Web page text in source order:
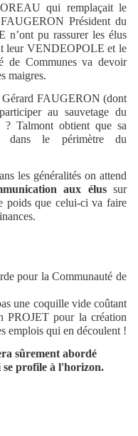
qui remplaçait le
Président du
pu rassurer les élus
leur VENDEOPOLE et le
de Communes va devoir
maigres.
Gérard FAUGERON (dont
au sauvetage du
Talmont obtient que sa
dans le périmètre du
les généralités on attend
aux élussur
poids que celui-ci va faire
pour la Communauté de
une coquille vide coûtant
PROJET pour la création
emplois qui en découlent !
sûrement abordé
se profile à l'horizon.